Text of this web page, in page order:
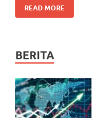
READ MORE
BERITA